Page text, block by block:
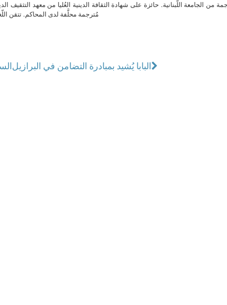
الجامعة اللّبنانية. حائزة على شهادة الثقافة الدينية العُليا من معهد التثقيف
مُترجمة محلَّفة لدى المحاكم. تتقن
البابا يُشيد بمبادرة التضامن في البرازيل